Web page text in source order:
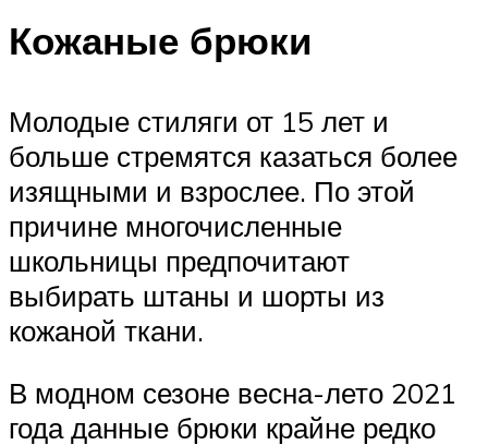
Кожаные брюки
Молодые стиляги от 15 лет и
больше стремятся казаться более
изящными и взрослее. По этой
причине многочисленные
школьницы предпочитают
выбирать штаны и шорты из
кожаной ткани.
В модном сезоне весна-лето 2021
года данные брюки крайне редко